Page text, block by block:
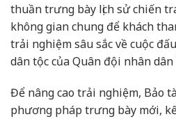
thuần trưng bày lịch sử chiến
không gian chung để khách
trải nghiệm sâu sắc về cuộc
dân tộc của Quân đội nhân
Để nâng cao trải nghiệm, Bảo
phương pháp trưng bày mới,